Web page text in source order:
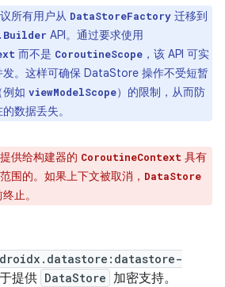
所有用户从 DataStoreFactory 迁移到
API。通过要求使用
而不是 CoroutineScope ，该 API 可实
发。这样可确保 DataStore 操作不受短暂
例如 viewModelScope）的限制，从而防
数据丢失。
供给构建器的 CoroutineContext 具有
围的。如果上下文被取消， DataStore
止。
提供 DataStore 加密支持。